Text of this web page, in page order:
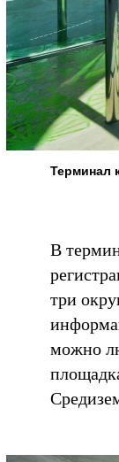
Терминал
В
три
можно